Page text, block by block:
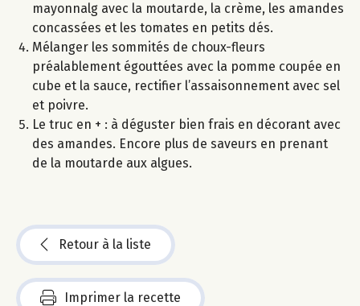
mayonnalg avec la moutarde, la crème, les amandes
concassées et les tomates en petits dés.
Mélanger les sommités de choux-fleurs
préalablement égouttées avec la pomme coupée en
cube et la sauce, rectifier l’assaisonnement avec sel
et poivre.
Le truc en + : à déguster bien frais en décorant avec
des amandes. Encore plus de saveurs en prenant
de la moutarde aux algues.
Retour à la liste
Imprimer la recette